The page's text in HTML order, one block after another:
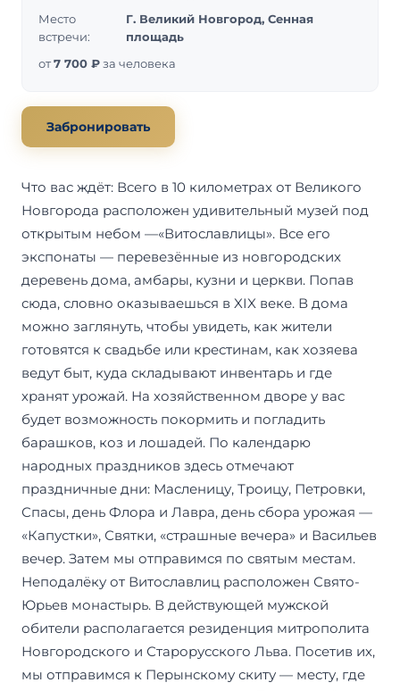
Место
встречи:
Г. Великий Новгород, Сенная
площадь
от7 700 ₽за человека
Забронировать
Что вас ждёт: Всего в 10 километрах от Великого
Новгорода расположен удивительный музей под
открытым небом —«Витославлицы». Все его
экспонаты — перевезённые из новгородских
деревень дома, амбары, кузни и церкви. Попав
сюда, словно оказываешься в XIX веке. В дома
можно заглянуть, чтобы увидеть, как жители
готовятся к свадьбе или крестинам, как хозяева
ведут быт, куда складывают инвентарь и где
хранят урожай. На хозяйственном дворе у вас
будет возможность покормить и погладить
барашков, коз и лошадей. По календарю
народных праздников здесь отмечают
праздничные дни: Масленицу, Троицу, Петровки,
Спасы, день Флора и Лавра, день сбора урожая —
«Капустки», Святки, «страшные вечера» и Васильев
вечер. Затем мы отправимся по святым местам.
Неподалёку от Витославлиц расположен Свято-
Юрьев монастырь. В действующей мужской
обители располагается резиденция митрополита
Новгородского и Старорусского Льва. Посетив их,
мы отправимся к Перынскому скиту — месту, где